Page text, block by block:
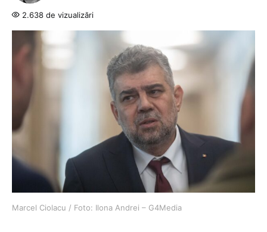
2.638 de vizualizări
Marcel Ciolacu / Foto: Ilona Andrei – G4Media